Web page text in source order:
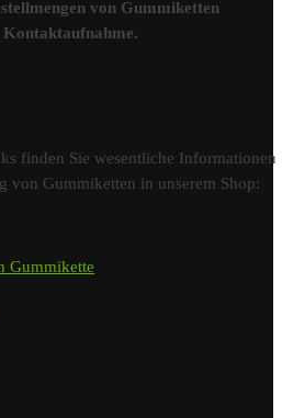
von Gummiketten
finden Sie wesentliche Informationen
von Gummiketten in unserem Shop:
Gummikette